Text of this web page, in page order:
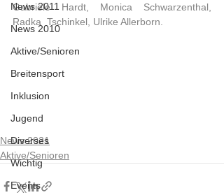
News 2011
News 2010
Aktive/Senioren
Breitensport
Inklusion
Jugend
Diverses
Wichtig
Events
Gabriele Hardt, Monica Schwarzenthal,
Radka  Tschinkel, Ulrike Allerborn.
News 2021
Aktive/Senioren